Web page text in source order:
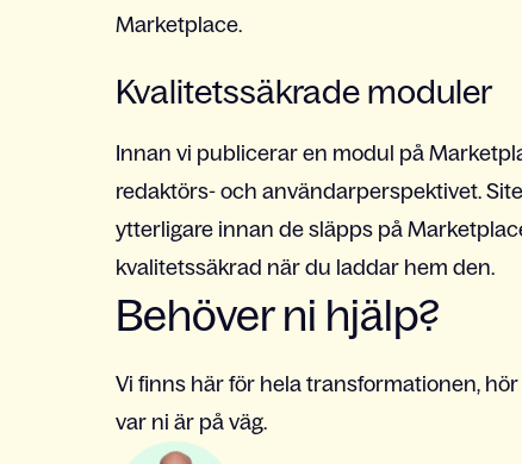
Marketplace.
Kvalitetssäkrade moduler
Innan vi publicerar en modul på
redaktörs- och användarperspektivet.
ytterligare innan de släpps på
kvalitetssäkrad när du laddar hem den.
Behöver ni hjälp?
Vi finns här för hela transformationen,
var ni är på väg.